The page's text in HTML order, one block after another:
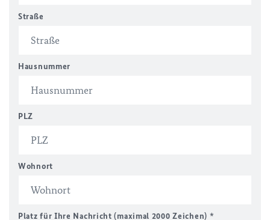
Straße
Hausnummer
PLZ
Wohnort
Platz für Ihre Nachricht (maximal 2000 Zeichen) *